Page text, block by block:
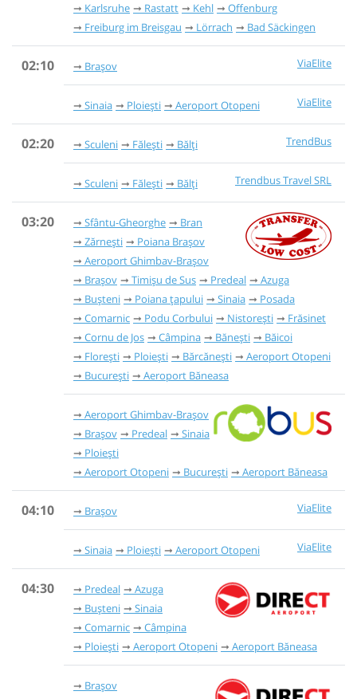
Karlsruhe
Rastatt Kehl
Offenburg
Freiburg im Breisgau
Lörrach Bad Säckingen
02:10 ViaElite
Brașov
ViaElite
Sinaia Ploiești Aeroport Otopeni
02:20 TrendBus
Sculeni Fălești Bălți
Trendbus Travel SRL
Sculeni Fălești Bălți
03:20 Sfântu-Gheorghe
Bran
Zărnești
Poiana Brașov
Aeroport Ghimbav-Brașov
Brașov
Timișu de Sus Predeal
Azuga
Bușteni
Poiana țapului Sinaia
Posada
Comarnic
Podu Corbului Nistorești
Frăsinet
Cornu de Jos
Câmpina Bănești
Băicoi
Florești
Ploiești Bărcănești
Aeroport Otopeni
București
Aeroport Băneasa
Aeroport Ghimbav-Brașov
Brașov
Predeal
Sinaia
Ploiești
Aeroport Otopeni
București Aeroport Băneasa
04:10 ViaElite
Brașov
ViaElite
Sinaia Ploiești Aeroport Otopeni
04:30 Predeal
Azuga
Bușteni
Sinaia
Comarnic
Câmpina
Ploiești
Aeroport Otopeni Aeroport Băneasa
Brașov